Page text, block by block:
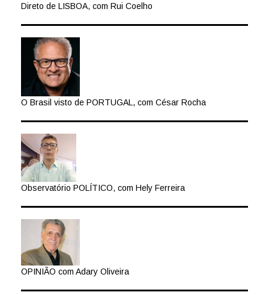
Direto de LISBOA, com Rui Coelho
O Brasil visto de PORTUGAL, com César Rocha
Observatório POLÍTICO, com Hely Ferreira
OPINIÃO com Adary Oliveira